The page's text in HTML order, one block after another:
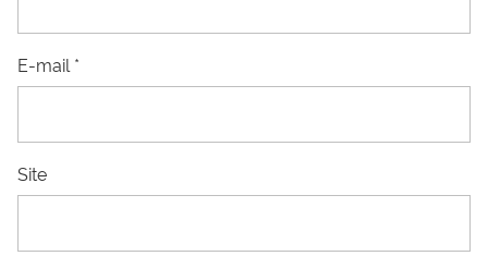
E-mail *
Site